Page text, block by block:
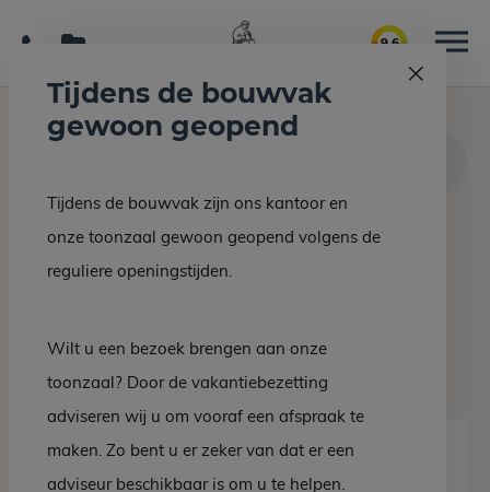
9.6
Home
Interieur/bouw
Gold vloer- en
wandtegels toilet
Tijdens de bouwvak
gewoon geopend
Tijdens de bouwvak zijn ons kantoor en
onze toonzaal gewoon geopend volgens de
reguliere openingstijden.
Wilt u een bezoek brengen aan onze
toonzaal? Door de vakantiebezetting
adviseren wij u om vooraf een afspraak te
maken. Zo bent u er zeker van dat er een
adviseur beschikbaar is om u te helpen.